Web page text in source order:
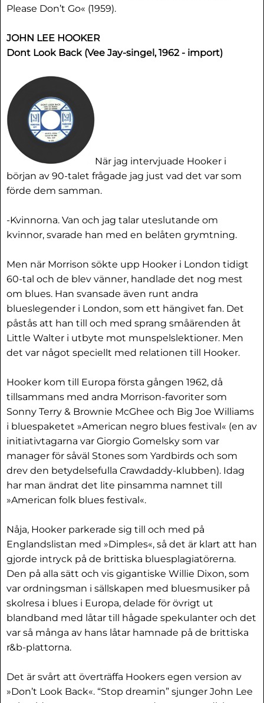
Please Don’t Go« (1959).
JOHN LEE HOOKER
Dont Look Back (Vee Jay-singel, 1962 - import)
När jag intervjuade Hooker i
början av 90-talet frågade jag just vad det var som
förde dem samman.
-Kvinnorna. Van och jag talar uteslutande om
kvinnor, svarade han med en belåten grymtning.
Men när Morrison sökte upp Hooker i London tidigt
60-tal och de blev vänner, handlade det nog mest
om blues. Han svansade även runt andra
blueslegender i London, som ett hängivet fan. Det
påstås att han till och med sprang småärenden åt
Little Walter i utbyte mot munspelslektioner. Men
det var något speciellt med relationen till Hooker.
Hooker kom till Europa första gången 1962, då
tillsammans med andra Morrison-favoriter som
Sonny Terry & Brownie McGhee och Big Joe Williams
i bluespaketet »American negro blues festival« (en av
initiativtagarna var Giorgio Gomelsky som var
manager för såväl Stones som Yardbirds och som
drev den betydelsefulla Crawdaddy-klubben). Idag
har man ändrat det lite pinsamma namnet till
»American folk blues festival«.
Nåja, Hooker parkerade sig till och med på
Englandslistan med »Dimples«, så det är klart att han
gjorde intryck på de brittiska bluesplagiatörerna.
Den på alla sätt och vis gigantiske Willie Dixon, som
var ordningsman i sällskapen med bluesmusiker på
skolresa i blues i Europa, delade för övrigt ut
blandband med låtar till hågade spekulanter och det
var så många av hans låtar hamnade på de brittiska
r&b-plattorna.
Det är svårt att överträffa Hookers egen version av
»Don’t Look Back«. “Stop dreamin” sjunger John Lee